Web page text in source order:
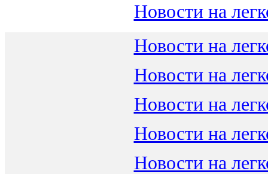
Новости на
Новости на
Новости на
Новости на
Новости на
Новости на